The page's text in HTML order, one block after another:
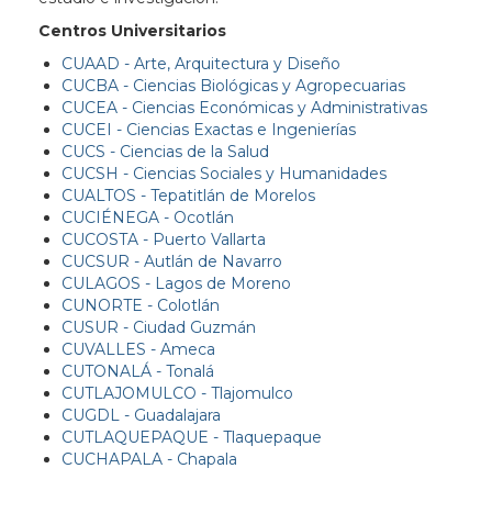
Centros Universitarios
CUAAD - Arte, Arquitectura y Diseño
CUCBA - Ciencias Biológicas y Agropecuarias
CUCEA - Ciencias Económicas y Administrativas
CUCEI - Ciencias Exactas e Ingenierías
CUCS - Ciencias de la Salud
CUCSH - Ciencias Sociales y Humanidades
CUALTOS - Tepatitlán de Morelos
CUCIÉNEGA - Ocotlán
CUCOSTA - Puerto Vallarta
CUCSUR - Autlán de Navarro
CULAGOS - Lagos de Moreno
CUNORTE - Colotlán
CUSUR - Ciudad Guzmán
CUVALLES - Ameca
CUTONALÁ - Tonalá
CUTLAJOMULCO - Tlajomulco
CUGDL - Guadalajara
CUTLAQUEPAQUE - Tlaquepaque
CUCHAPALA - Chapala